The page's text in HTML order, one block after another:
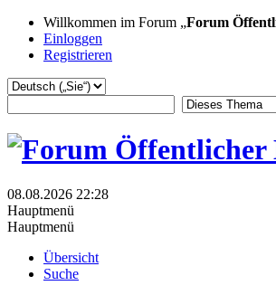
Willkommen im Forum „Forum
Einloggen
Registrieren
08.08.2026 22:28
Hauptmenü
Hauptmenü
Übersicht
Suche